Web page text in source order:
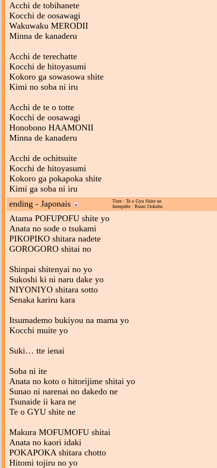
Acchi de tobihanete
Kocchi de oosawagi
Wakuwaku MERODII
Minna de kanaderu
Acchi de terechatte
Kocchi de hitoyasumi
Kokoro ga sowasowa shite
Kimi no soba ni iru
Acchi de te o totte
Kocchi de oosawagi
Honobono HAAMONII
Minna de kanaderu
Acchi de ochitsuite
Kocchi de hitoyasumi
Kokoro ga pokapoka shite
Kimi ga soba ni iru
ending - Japonais
Titre : Te o Gyu Shite ne
Interprète : Rumi Ookubo
Atama POFUPOFU shite yo
Anata no sode o tsukami
PIKOPIKO shitara nadete
GOROGORO shitai no
Shinpai shitenyai no yo
Sukoshi ki ni naru dake yo
NIYONIYO shitara sotto
Senaka kariru kara
Itsumademo bukiyou na mama yo
Kocchi muite yo
Suki… tte ienai
Soba ni ite
Anata no koto o hitorijime shitai yo
Sunao ni narenai no dakedo ne
Tsunaide ii kara ne
Te o GYU shite ne
Makura MOFUMOFU shitai
Anata no kaori idaki
POKAPOKA shitara chotto
Hitomi tojiru no yo